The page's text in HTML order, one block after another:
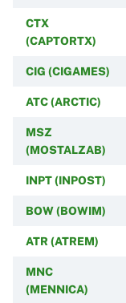
CTX
(CAPTORTX)
CIG (CIGAMES)
ATC (ARCTIC)
MSZ
(MOSTALZAB)
INPT (INPOST)
BOW (BOWIM)
ATR (ATREM)
MNC
(MENNICA)